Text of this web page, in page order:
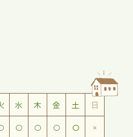
水 木 金 土 日
○ ○ ○ ○ ×